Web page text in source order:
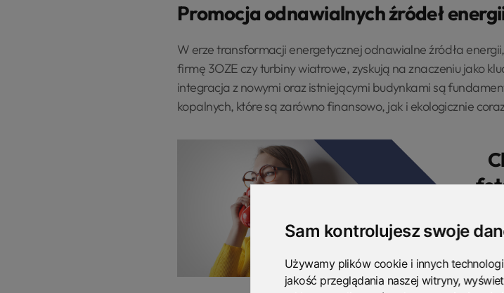
Sam kontrolujesz swoje
Używamy plików cookie i innych
jakość przeglądania naszej witryny,
Promocja odnawialnych źródeł
W erze transformacji energetycznej odnawialne źródła
firmę 3OZE czy turbiny wiatrowe, zyskują na znaczeniu jako
integracja z nowymi oraz istniejącymi budynkami są
kopalnych, które są zarówno finansowo, jak i ekologicznie